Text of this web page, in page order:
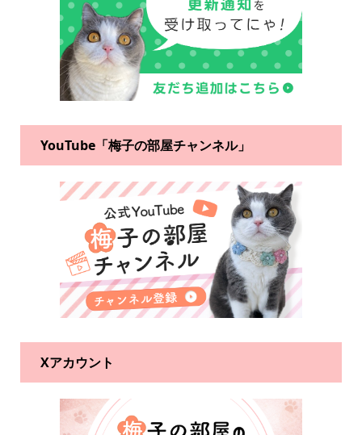
YouTube「梅子の部屋チャンネル」
Xアカウント